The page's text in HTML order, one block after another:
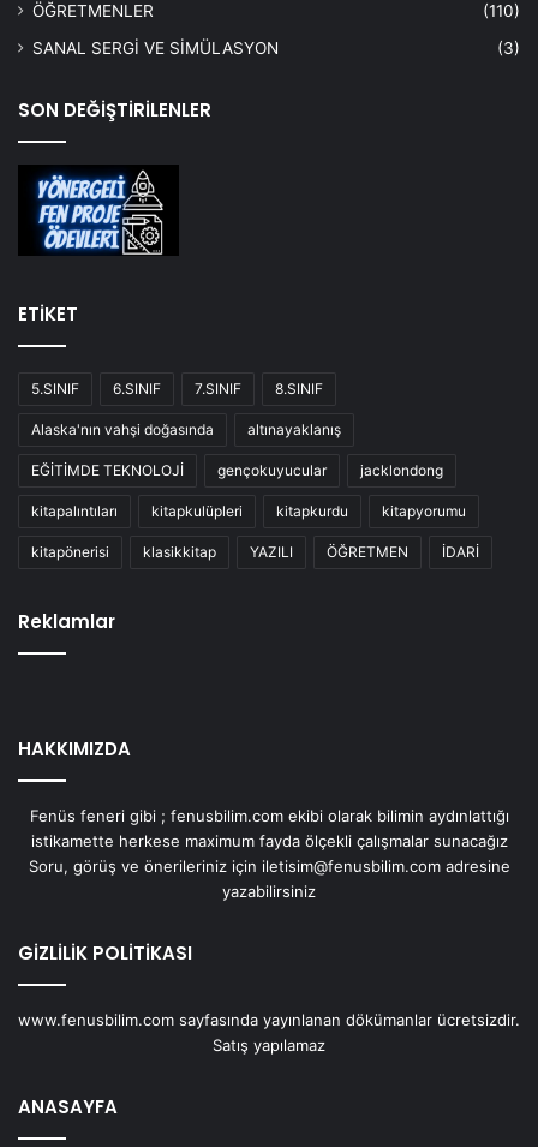
ÖĞRETMENLER
(110)
SANAL SERGİ VE SİMÜLASYON
(3)
SON DEĞİŞTİRİLENLER
ETİKET
5.SINIF 6.SINIF 7.SINIF 8.SINIF
Alaska'nın vahşi doğasında altınayaklanış
EĞİTİMDE TEKNOLOJİ gençokuyucular jacklondong
kitapalıntıları kitapkulüpleri kitapkurdu kitapyorumu
kitapönerisi klasikkitap YAZILI ÖĞRETMEN İDARİ
Reklamlar
HAKKIMIZDA
Fenüs feneri gibi ; fenusbilim.com ekibi olarak bilimin aydınlattığı
istikamette herkese maximum fayda ölçekli çalışmalar sunacağız
Soru, görüş ve önerileriniz için iletisim@fenusbilim.com adresine
yazabilirsiniz
GİZLİLİK POLİTİKASI
www.fenusbilim.com sayfasında yayınlanan dökümanlar ücretsizdir.
Satış yapılamaz
ANASAYFA